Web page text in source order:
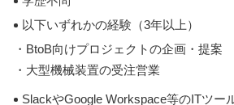
以下いずれかの経験（3年以上）
・BtoB向けプロジェクトの企画・提案
・大型機械装置の受注営業
SlackやGoogle Workspace等のITツー